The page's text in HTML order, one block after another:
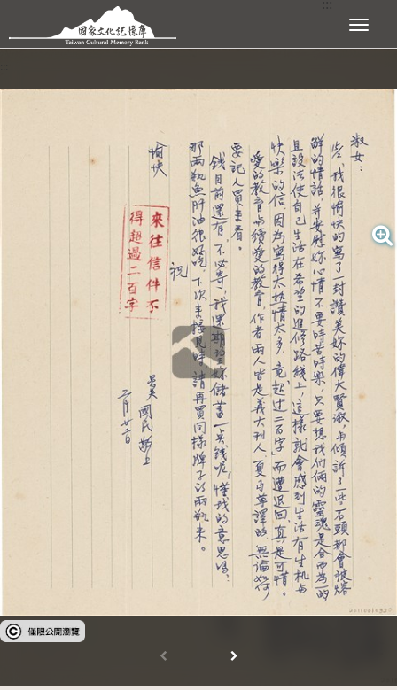
跳到主要內容區塊 展開選單
受著作權法保護-僅限於本平台有限度公開瀏覽